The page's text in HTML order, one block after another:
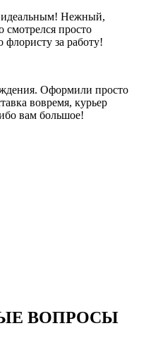
идеальным! Нежный,
просто
за работу!
Оформили просто
вовремя, курьер
вам большое!
ВОПРОСЫ